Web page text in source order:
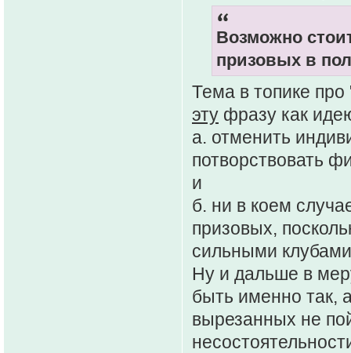
Возможно
призовых в
Тема в топике
эту фразу как
а. отменить
потворствовать
и
б. ни в коем
призовых,
сильными
Ну и дальше в
быть именно так,
вырезанных не